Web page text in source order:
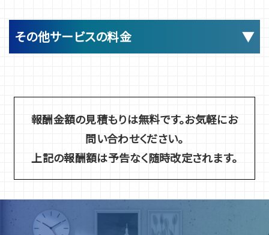
月次報酬（税別）
～1億円まで
35,000円～
1億円超～2億円まで
40,000円～
報酬額（税別）
② 源泉徴収票（給与所得・公的年金等）の入力
一枚につき 1,000円
③ 分離譲渡所得
譲渡ごとに、譲渡価額の0.5%
① 基本報酬
遺産の総額*×0.75% ＋10万円
* 遺産の総額とは生前贈与加算後の金額で、小規模宅地等
② 土地の評価料金
その他サービスの料金
報酬（税別）
自社株式の評価
（相続税評価額の算定）
20万円より
事業承継・相続対策コンサルティング
報酬金額の見積もりは無料です。お気軽にお
問い合わせください。
上記の報酬額は予告なく随時改定されます。